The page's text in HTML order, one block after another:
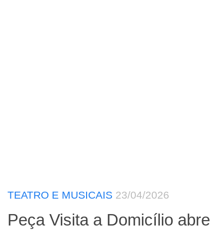
TEATRO E MUSICAIS 23/04/2026
Peça Visita a Domicílio abre